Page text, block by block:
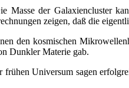
Masse der Galaxiencluster
zeigen, daß die
den kosmischen
Dunkler Materie gab.
Universum sagen